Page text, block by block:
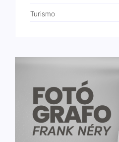
Turismo